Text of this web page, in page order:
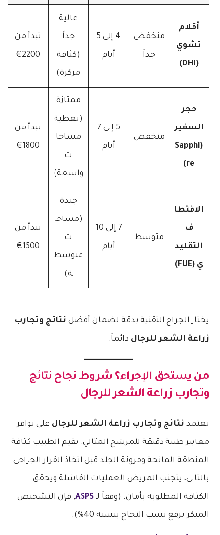
أقلام
تشوي
(DHI)
منخفض
جداً
4 إلى 5
أيام
عالية
جداً
(كثافة
مركزة)
تبدأ من
2200€
حجر
السفير
(Sapphi
re)
منخفض
5 إلى 7
أيام
ممتازة
(تغطية
مساحا
ت
واسعة)
تبدأ من
1800€
الاقتطا
ف
التقليد
ي (FUE)
متوسط
7 إلى 10
أيام
جيدة
(مساحا
ت
متوسط
ة)
تبدأ من
1500€
يختار الجراح التقنية بدقة لضمان أفضل نتائج وتجارب
زراعة الشعر للرجال دائماً.
من يستحق الإجراء؟ شروط نجاح نتائج
وتجارب زراعة الشعر للرجال
تعتمد نتائج وتجارب زراعة الشعر للرجال على توافر
معايير طبية دقيقة للمرشح المثالي. يقيم الطبيب كثافة
المنطقة المانحة ومرونة الجلد قبل اتخاذ القرار الجراحي.
بالتالي، يتجنب المريض العمليات الفاشلة ويحقق
الكثافة المطلوبة بأمان. (وفقاً لـASPS, فإن التشخيص
المبكر يرفع نسب النجاح بنسبة 40%).